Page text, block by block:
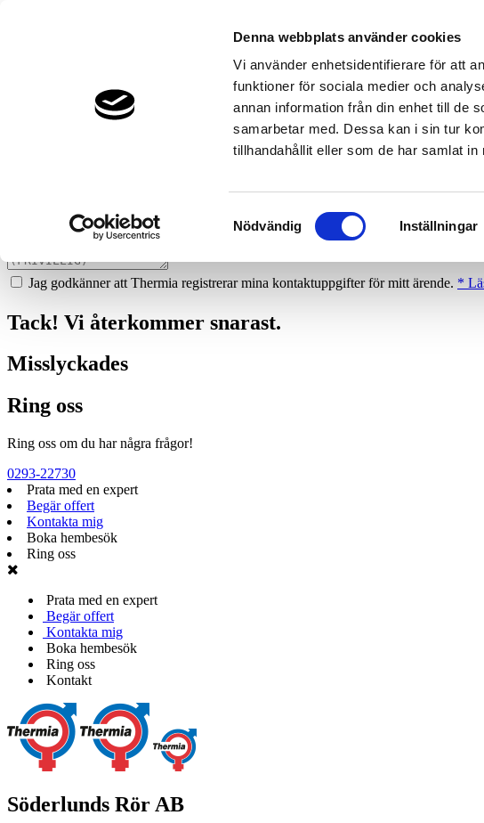
Denna webbplats använder cookies
Vi använder enhetsidentifierare för att
funktioner för sociala medier och
annan information från din enhet till de
samarbetar med. Dessa kan i sin tur
tillhandahållit eller som de har samlat
Samtyckesval
Nödvändig Inställningar
Vi ger dig gärna goda råd - helt kostnadsfritt.
Vi hjälper dig att räkna ut mycket du kan spara med en värmepump!
Jag godkänner att Thermia registrerar mina kontaktuppgifter för mitt ärende. *
Tack! Vi återkommer snarast.
Misslyckades
Ring oss
Ring oss om du har några frågor!
0293-22730
Prata med en expert
Begär offert
Kontakta mig
Boka hembesök
Ring oss
Prata med en expert
Begär offert
Kontakta mig
Boka hembesök
Ring oss
Kontakt
Söderlunds Rör AB